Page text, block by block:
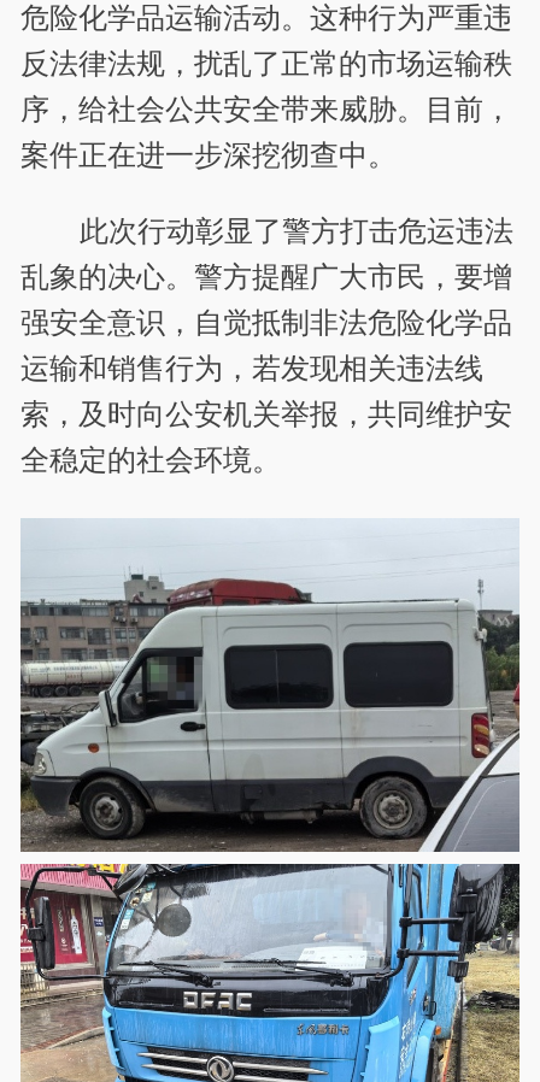
危险化学品运输活动。这种行为严重违
反法律法规，扰乱了正常的市场运输秩
序，给社会公共安全带来威胁。目前，
案件正在进一步深挖彻查中。
此次行动彰显了警方打击危运违法
乱象的决心。警方提醒广大市民，要增
强安全意识，自觉抵制非法危险化学品
运输和销售行为，若发现相关违法线
索，及时向公安机关举报，共同维护安
全稳定的社会环境。